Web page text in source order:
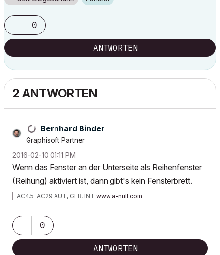
0
ANTWORTEN
2 ANTWORTEN
Bernhard Binder
Graphisoft Partner
‎2016-02-10 01:11 PM
Wenn das Fenster an der Unterseite als Reihenfenster
(Reihung) aktiviert ist, dann gibt's kein Fensterbrett.
AC4.5-AC29 AUT, GER, INT www.a-null.com
0
ANTWORTEN